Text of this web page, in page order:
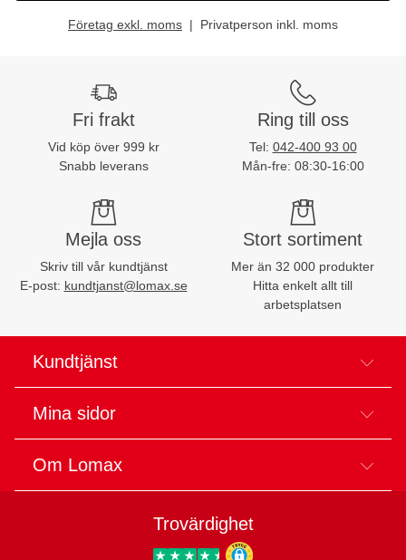
Företag exkl. moms Privatperson inkl. moms
Fri frakt
Vid köp över 999 kr
Snabb leverans
Ring till oss
Tel: 042-400 93 00
Mån-fre: 08:30-16:00
Mejla oss
Skriv till vår kundtjänst
E-post: kundtjanst@lomax.se
Stort sortiment
Mer än 32 000 produkter
Hitta enkelt allt till
arbetsplatsen
Kundtjänst
Mina sidor
Om Lomax
Trovärdighet